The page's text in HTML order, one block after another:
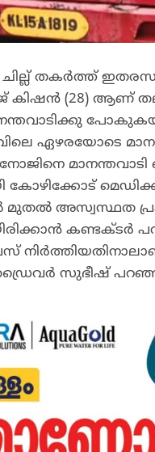
ചില്ല് തകർത്ത്
കിഷൻ (28) ആണ്
ഏഴരയോടെ
കോഴിക്കോട്
അസ്വസ്ഥത
കണ്ടക്ടർ
ഡ്രൈവർ സുഭീഷ്